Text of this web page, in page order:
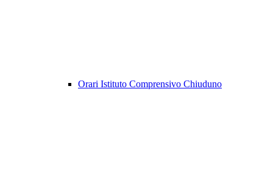
Orari Istituto Comprensivo Chiuduno